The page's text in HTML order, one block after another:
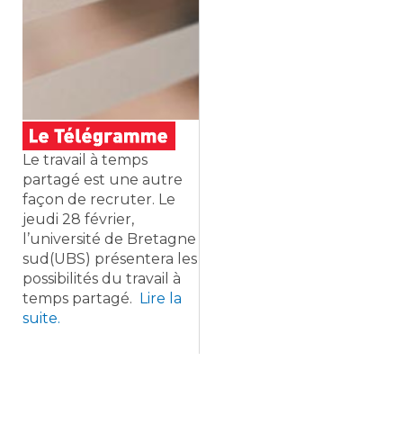
Le travail à temps
partagé est une autre
façon de recruter. Le
jeudi 28 février,
l’université de Bretagne
sud(UBS) présentera les
possibilités du travail à
temps partagé. Lire la
suite.